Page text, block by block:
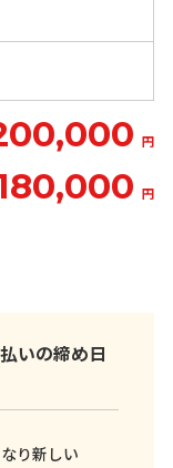
円
円
いの締め日
り新しい